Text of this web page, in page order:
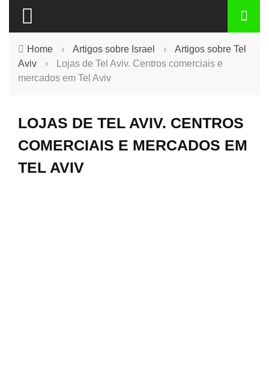
Home › Artigos sobre Israel ›
Artigos sobre Tel
Aviv
›
Lojas de Tel Aviv. Centros comerciais e
mercados em Tel Aviv
LOJAS DE TEL AVIV. CENTROS
COMERCIAIS E MERCADOS EM
TEL AVIV